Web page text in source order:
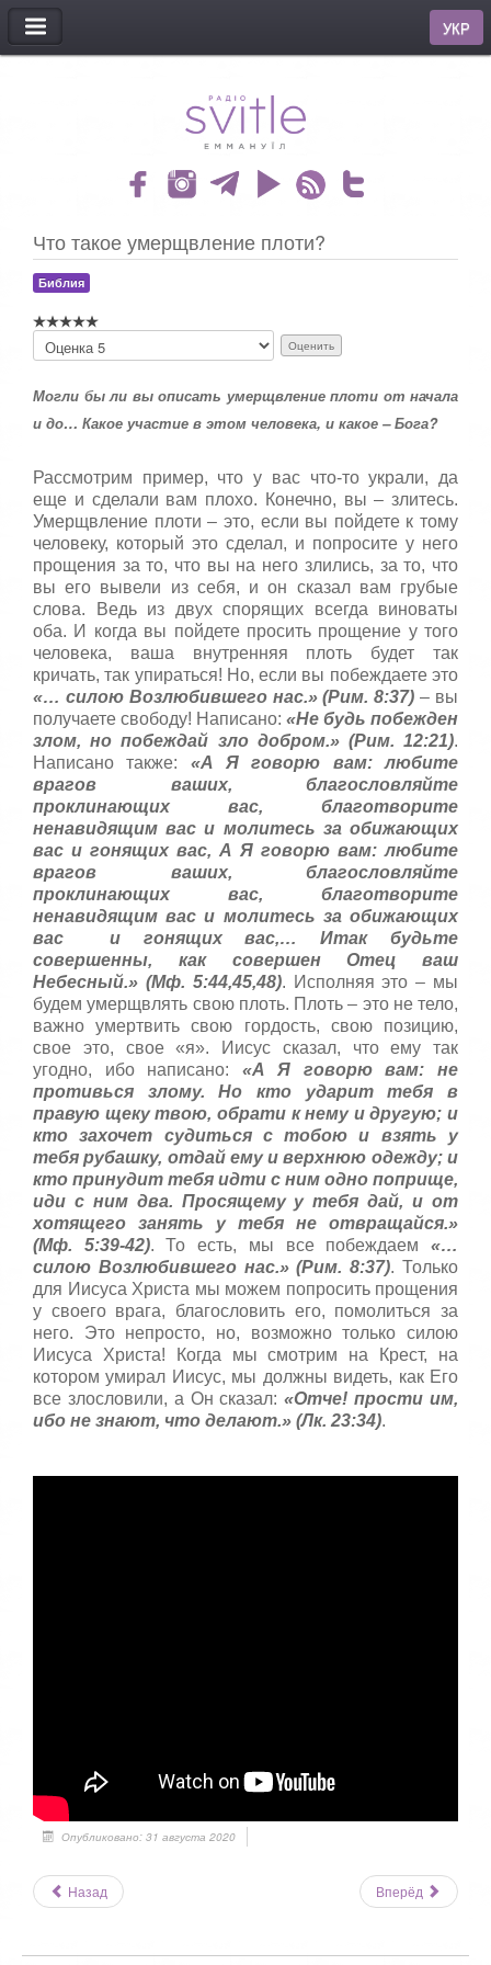
МЕНЮ
УКР
Что такое умерщвление плоти?
Библия
о
а
л
с
т
а
,
о
ц
е
н
и
т
е
Могли бы ли вы описать умерщвление плоти от начала
и до… Какое участие в этом человека, и какое – Бога?
Рассмотрим пример, что у вас что-то украли, да
еще и сделали вам плохо. Конечно, вы – злитесь.
Умерщвление плоти – это, если вы пойдете к тому
человеку, который это сделал, и попросите у него
прощения за то, что вы на него злились, за то, что
вы его вывели из себя, и он сказал вам грубые
слова. Ведь из двух спорящих всегда виноваты
оба. И когда вы пойдете просить прощение у того
человека, ваша внутренняя плоть будет так
кричать, так упираться! Но, если вы побеждаете это
«… силою Возлюбившего нас.» (Рим. 8:37) – вы
получаете свободу! Написано: «Не будь побежден
злом, но побеждай зло добром.» (Рим. 12:21).
Написано также: «А Я говорю вам: любите
врагов ваших, благословляйте
проклинающих вас, благотворите
ненавидящим вас и молитесь за обижающих
вас и гонящих вас, А Я говорю вам: любите
врагов ваших, благословляйте
проклинающих вас, благотворите
ненавидящим вас и молитесь за обижающих
вас и гонящих вас,…
Итак будьте
совершенны, как совершен Отец ваш
Небесный.» (Мф. 5:44,45,48). Исполняя это – мы
будем умерщвлять свою плоть. Плоть – это не тело,
важно умертвить свою гордость, свою позицию,
свое это, свое «я». Иисус сказал, что ему так
угодно, ибо написано: «А Я говорю вам: не
противься злому. Но кто ударит тебя в
правую щеку твою, обрати к нему и другую; и
кто захочет судиться с тобою и взять у
тебя рубашку, отдай ему и верхнюю одежду; и
кто принудит тебя идти с ним одно поприще,
иди с ним два. Просящему у тебя дай, и от
хотящего занять у тебя не отвращайся.»
(Мф. 5:39-42). То есть, мы все побеждаем«…
силою Возлюбившего нас.» (Рим. 8:37). Только
для Иисуса Христа мы можем попросить прощения
у своего врага, благословить его, помолиться за
него. Это непросто, но, возможно только силою
Иисуса Христа! Когда мы смотрим на Крест, на
котором умирал Иисус, мы должны видеть, как Его
все злословили, а Он сказал:«Отче! прости им,
ибо не знают, что делают.» (Лк. 23:34).
Опубликовано: 31 августа 2020
Назад Вперёд